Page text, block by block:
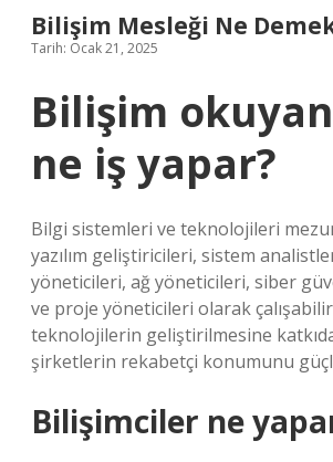
Bilişim Mesleği Ne
Tarih: Ocak 21, 2025
Bilişim
ne iş yapar?
Bilgi sistemleri ve teknolojileri
yazılım geliştiricileri, sistem
yöneticileri, ağ yöneticileri, siber
ve proje yöneticileri olarak
teknolojilerin geliştirilmesine
şirketlerin rekabetçi konumunu
Bilişimciler ne